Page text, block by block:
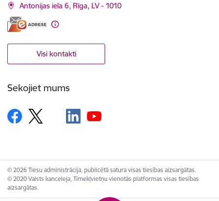
Antonijas iela 6, Rīga, LV - 1010
Visi kontakti
Sekojiet mums
© 2026 Tiesu administrācija, publicētā satura visas tiesības aizsargātas.
© 2020 Valsts kanceleja, Tīmekļvietņu vienotās platformas visas tiesības
aizsargātas.